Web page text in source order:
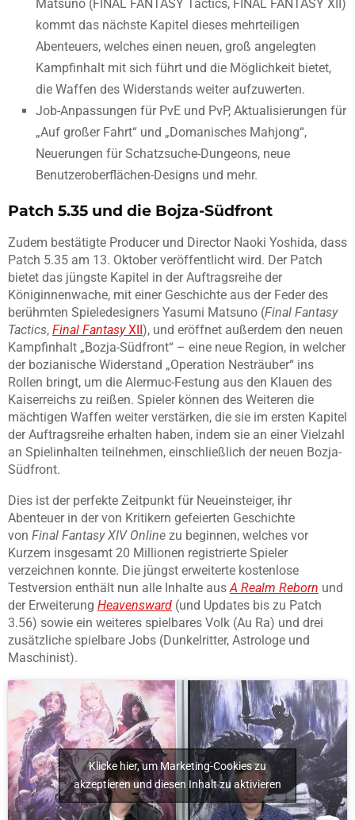
Matsuno (FINAL FANTASY Tactics, FINAL FANTASY XII)
kommt das nächste Kapitel dieses mehrteiligen
Abenteuers, welches einen neuen, groß angelegten
Kampfinhalt mit sich führt und die Möglichkeit bietet,
die Waffen des Widerstands weiter aufzuwerten.
Job-Anpassungen für PvE und PvP, Aktualisierungen für
„Auf großer Fahrt“ und „Domanisches Mahjong“,
Neuerungen für Schatzsuche-Dungeons, neue
Benutzeroberflächen-Designs und mehr.
Patch 5.35 und die Bojza-Südfront
Zudem bestätigte Producer und Director Naoki Yoshida, dass
Patch 5.35 am 13. Oktober veröffentlicht wird. Der Patch
bietet das jüngste Kapitel in der Auftragsreihe der
Königinnenwache, mit einer Geschichte aus der Feder des
berühmten Spieledesigners Yasumi Matsuno (Final Fantasy
Tactics, Final FantasyXII), und eröffnet außerdem den neuen
Kampfinhalt „Bozja-Südfront“ – eine neue Region, in welcher
der bozianische Widerstand „Operation Nesträuber“ ins
Rollen bringt, um die Alermuc-Festung aus den Klauen des
Kaiserreichs zu reißen. Spieler können des Weiteren die
mächtigen Waffen weiter verstärken, die sie im ersten Kapitel
der Auftragsreihe erhalten haben, indem sie an einer Vielzahl
an Spielinhalten teilnehmen, einschließlich der neuen Bozja-
Südfront.
Dies ist der perfekte Zeitpunkt für Neueinsteiger, ihr
Abenteuer in der von Kritikern gefeierten Geschichte
von Final Fantasy XIV Online zu beginnen, welches vor
Kurzem insgesamt 20 Millionen registrierte Spieler
verzeichnen konnte. Die jüngst erweiterte kostenlose
Testversion enthält nun alle Inhalte ausA Realm Reborn und
der Erweiterung Heavensward (und Updates bis zu Patch
3.56) sowie ein weiteres spielbares Volk (Au Ra) und drei
zusätzliche spielbare Jobs (Dunkelritter, Astrologe und
Maschinist).
Klicke hier, um Marketing-Cookies zu
akzeptieren und diesen Inhalt zu aktivieren